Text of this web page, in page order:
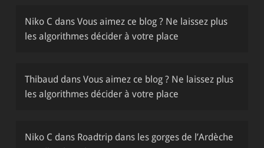
Niko C dans Vous aimez ce blog ? Ne laissez plus
les algorithmes décider à votre place
Thibaud dans Vous aimez ce blog ? Ne laissez plus
les algorithmes décider à votre place
Niko C dans Roadtrip dans les gorges de l’Ardèche